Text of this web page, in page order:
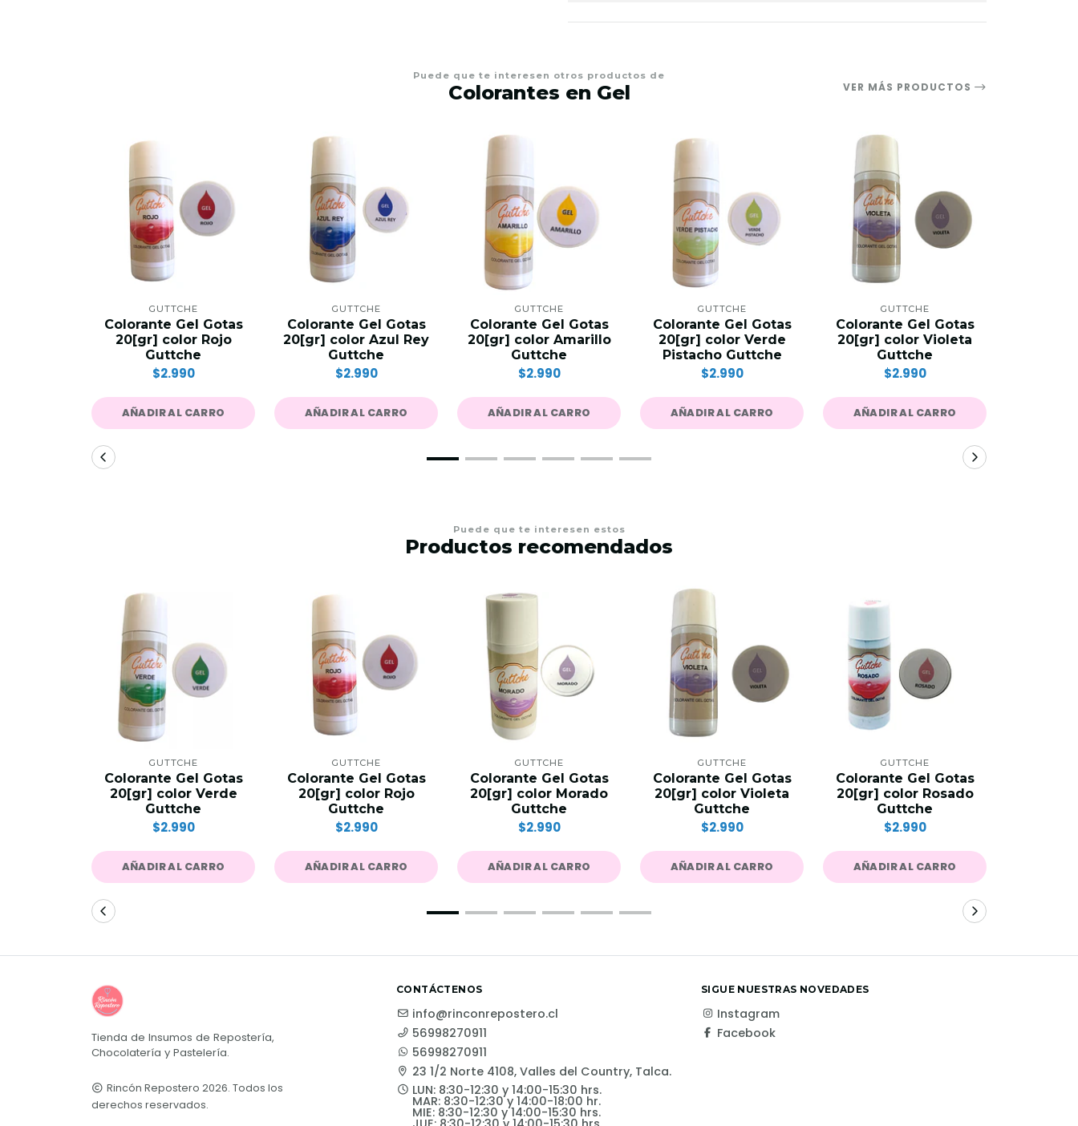
Puede que te interesen otros productos de
Colorantes en Gel VER MÁS PRODUCTOS
GUTTCHE
Colorante Gel Gotas
20[gr] color Rojo
Guttche
$2.990
AÑADIR AL CARRO
GUTTCHE
Colorante Gel Gotas
20[gr] color Azul Rey
Guttche
$2.990
AÑADIR AL CARRO
GUTTCHE
Colorante Gel Gotas
20[gr] color Amarillo
Guttche
$2.990
AÑADIR AL CARRO
GUTTCHE
Colorante Gel Gotas
20[gr] color Verde
Pistacho Guttche
$2.990
AÑADIR AL CARRO
GUTTCHE
Colorante Gel Gotas
20[gr] color Violeta
Guttche
$2.990
AÑADIR AL CARRO
Puede que te interesen estos
Productos recomendados
GUTTCHE
Colorante Gel Gotas
20[gr] color Verde
Guttche
$2.990
AÑADIR AL CARRO
GUTTCHE
Colorante Gel Gotas
20[gr] color Rojo
Guttche
$2.990
AÑADIR AL CARRO
GUTTCHE
Colorante Gel Gotas
20[gr] color Morado
Guttche
$2.990
AÑADIR AL CARRO
GUTTCHE
Colorante Gel Gotas
20[gr] color Violeta
Guttche
$2.990
AÑADIR AL CARRO
GUTTCHE
Colorante Gel Gotas
20[gr] color Rosado
Guttche
$2.990
AÑADIR AL CARRO
Tienda de Insumos de Repostería,
Chocolatería y Pastelería.
Rincón Repostero 2026. Todos los
derechos reservados.
CONTÁCTENOS
info@rinconrepostero.cl
56998270911
56998270911
23 1/2 Norte 4108, Valles del Country, Talca.
LUN: 8:30-12:30 y 14:00-15:30 hrs.
MAR: 8:30-12:30 y 14:00-18:00 hr.
MIE: 8:30-12:30 y 14:00-15:30 hrs.
SIGUE NUESTRAS NOVEDADES
Instagram
Facebook